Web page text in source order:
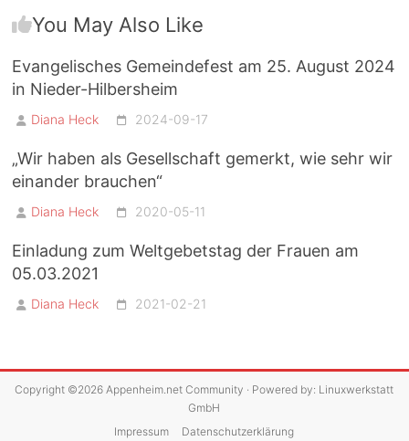
You May Also Like
Evangelisches Gemeindefest am 25. August 2024
in Nieder-Hilbersheim
Diana Heck 2024-09-17
„Wir haben als Gesellschaft gemerkt, wie sehr wir
einander brauchen“
Diana Heck 2020-05-11
Einladung zum Weltgebetstag der Frauen am
05.03.2021
Diana Heck 2021-02-21
Copyright ©2026 Appenheim.net Community · Powered by: Linuxwerkstatt
GmbH
Impressum
Datenschutzerklärung